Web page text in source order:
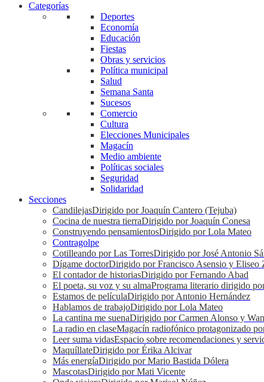
Categorías
Deportes
Economía
Educación
Fiestas
Obras y servicios
Política municipal
Salud
Semana Santa
Sucesos
Comercio
Cultura
Elecciones Municipales
Magacín
Medio ambiente
Políticas sociales
Seguridad
Solidaridad
Secciones
CandilejasDirigido por Joaquín Cantero (Tejuba)
Cocina de nuestra tierraDirigido por Joaquín Conesa
Construyendo pensamientosDirigido por Lola Mateo
Contragolpe
Cotilleando por Las TorresDirigido por José Antonio
Dígame doctorDirigido por Francisco Asensio y Eliseo
El contador de historiasDirigido por Fernando Abad
El poeta, su voz y su almaPrograma literario dirigido
Estamos de películaDirigido por Antonio Hernández
Hablamos de trabajoDirigido por Lola Mateo
La cantina me suenaDirigido por Carmen Alonso y
La radio en claseMagacín radiofónico protagonizado
Leer suma vidasEspacio sobre recomendaciones y
MaquíllateDirigido por Érika Alcivar
Más energíaDirigido por Mario Bastida Dólera
MascotasDirigido por Mati Vicente